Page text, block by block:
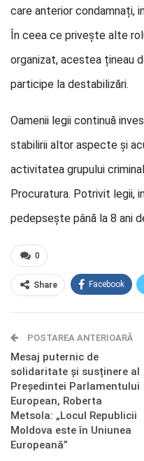
care anterior condamnați,
În ceea ce privește alte
organizat, acestea țineau
participe la destabilizări.
Oamenii legii continuă
stabilirii altor aspecte și
activitatea grupului
Procuratura. Potrivit legii,
pedepsește până la 8 ani
0
Share Facebook
Telegram OK.ru
POSTAREA ANTERIOARĂ
Mesaj puternic de
solidaritate și susținere al
Președintei Parlamentului
European, Roberta
Metsola: „Locul Republicii
Moldova este în Uniunea
Europeană”